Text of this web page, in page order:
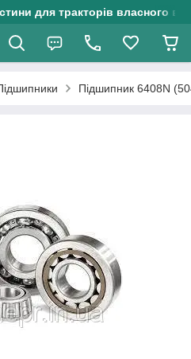
для тракторів власного
Підшипник 6408N